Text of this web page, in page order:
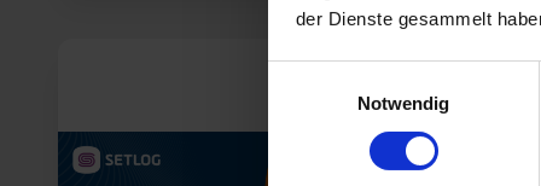
der Dienste gesammelt
Notwendig